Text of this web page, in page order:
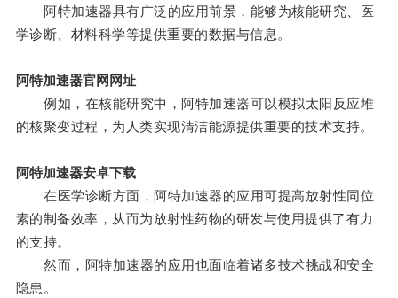
阿特加速器具有广泛的应用前景，能够为核能研究、医
学诊断、材料科学等提供重要的数据与信息。
阿特加速器官网网址
例如，在核能研究中，阿特加速器可以模拟太阳反应堆
的核聚变过程，为人类实现清洁能源提供重要的技术支持。
阿特加速器安卓下载
在医学诊断方面，阿特加速器的应用可提高放射性同位
素的制备效率，从而为放射性药物的研发与使用提供了有力
的支持。
然而，阿特加速器的应用也面临着诸多技术挑战和安全
隐患。